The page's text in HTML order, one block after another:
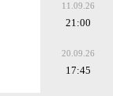
11.09.26
21:00
20.09.26
17:45